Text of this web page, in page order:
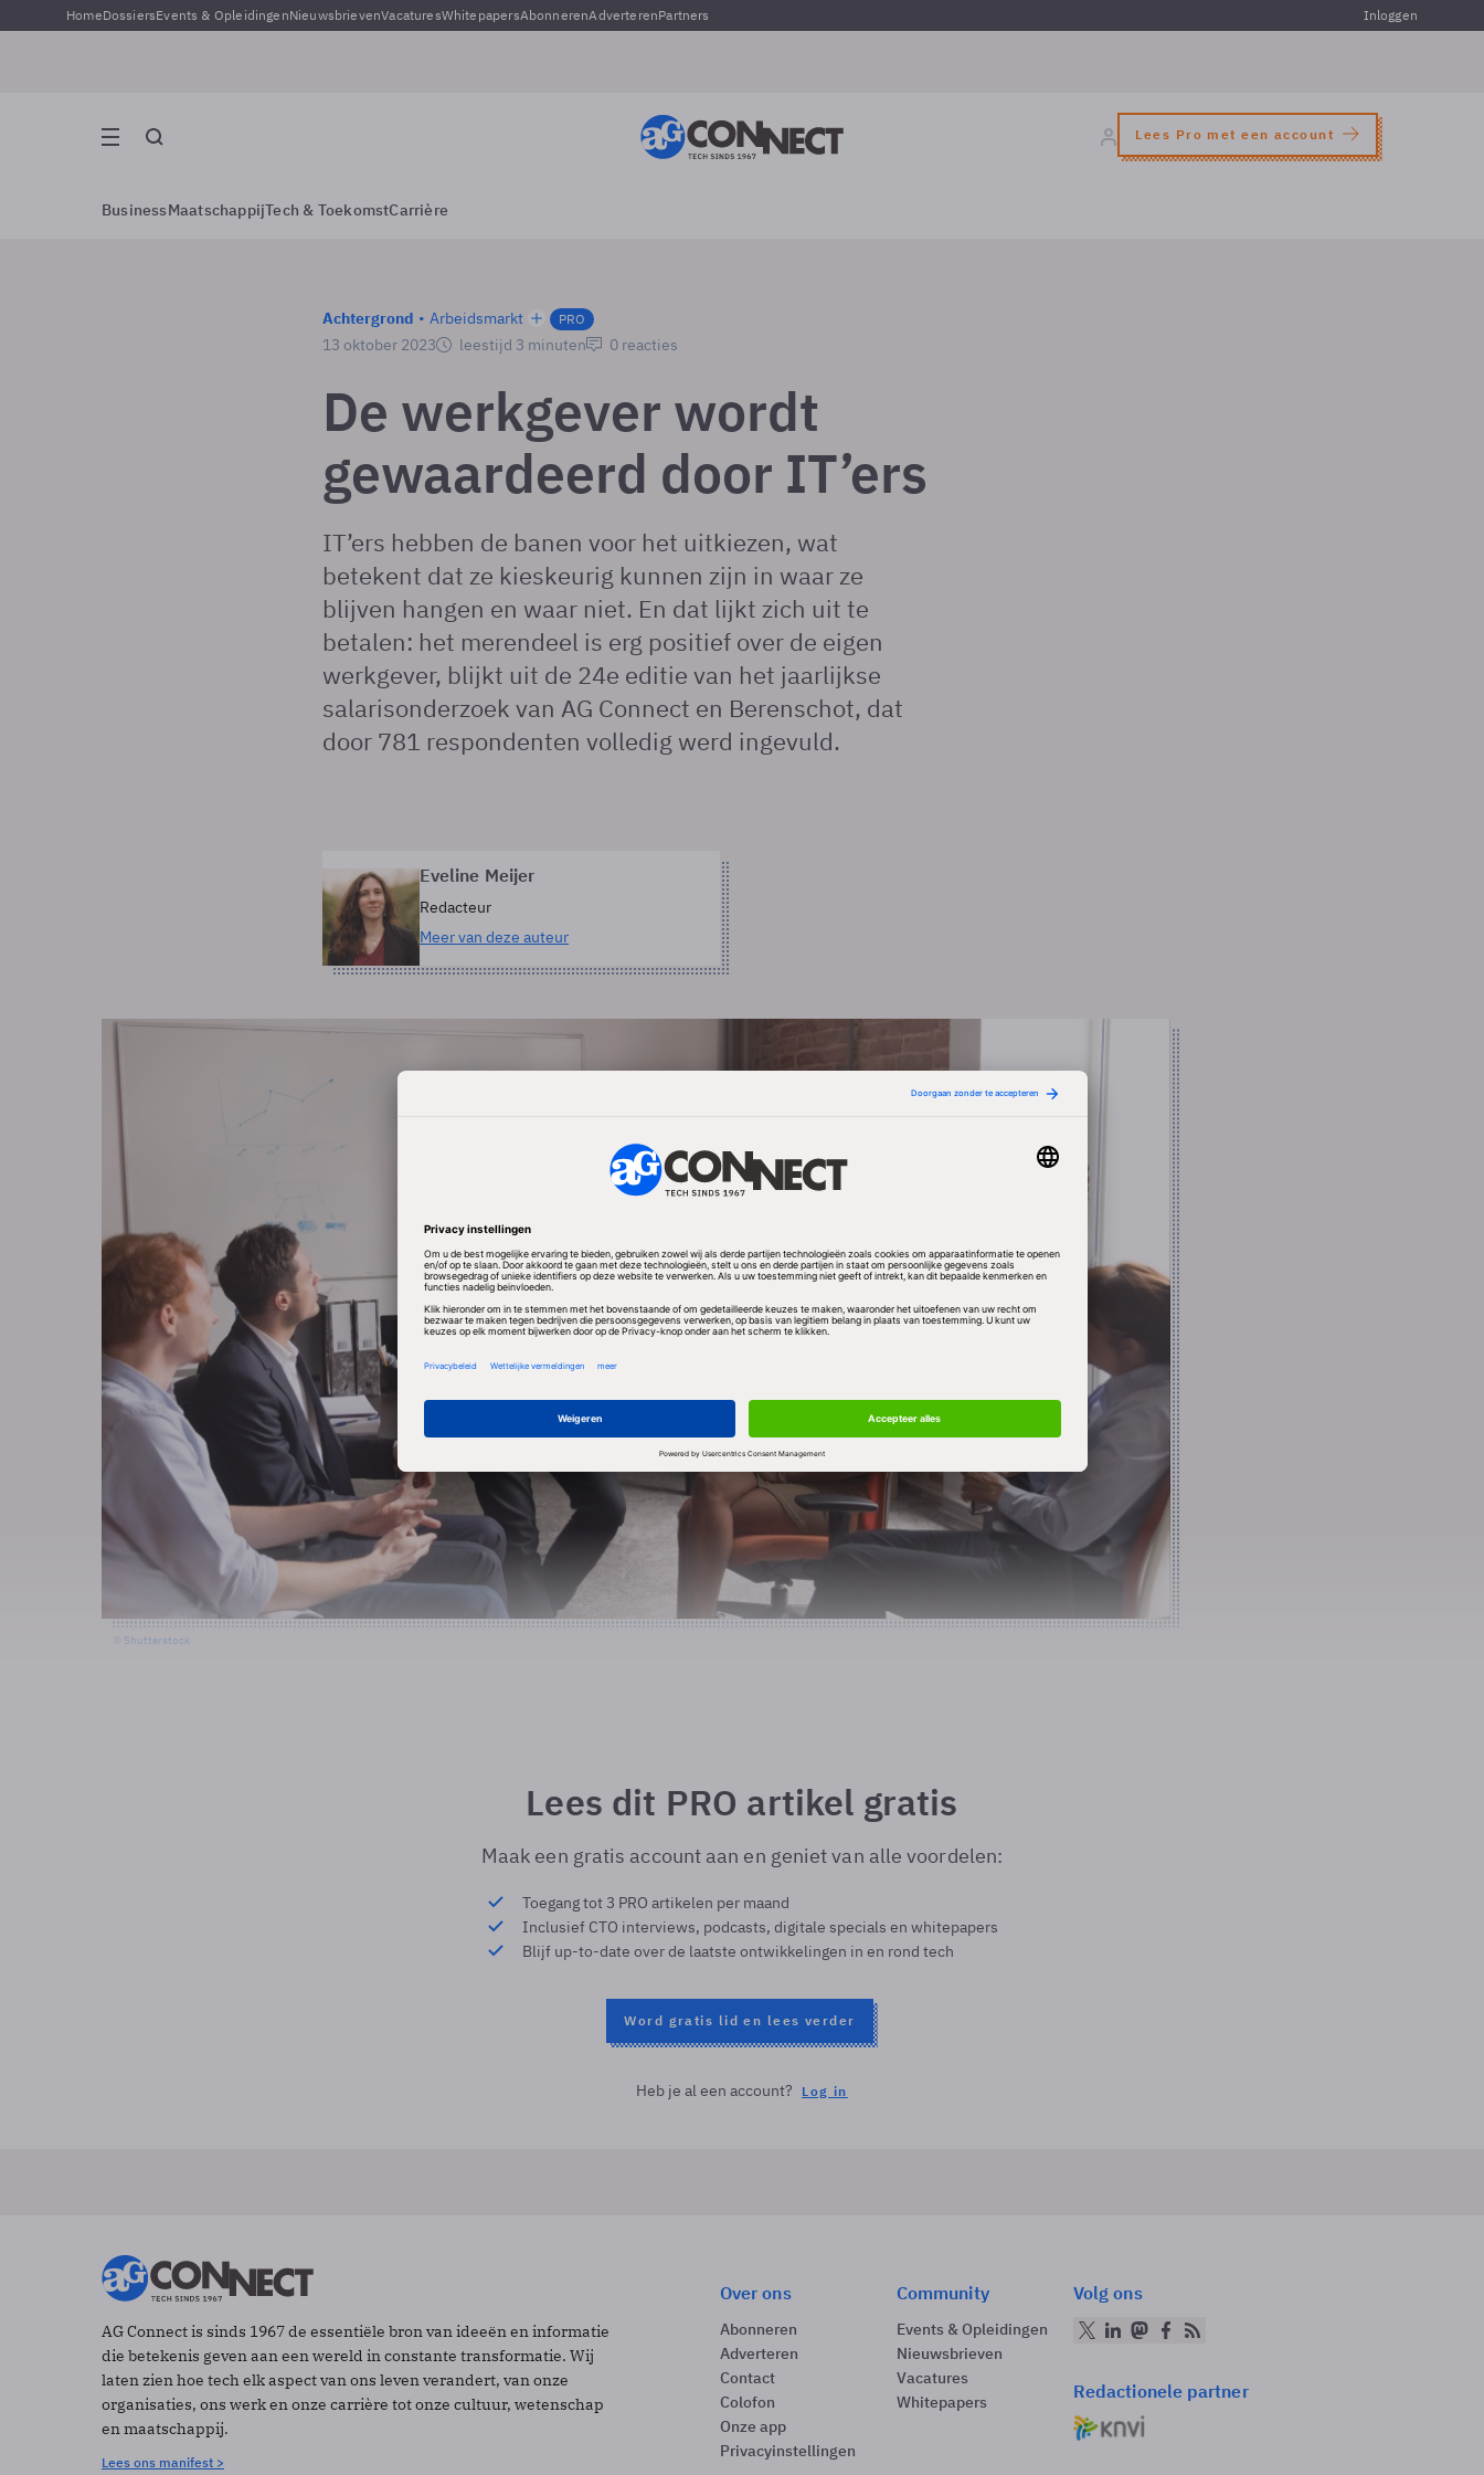
HomeDossiersEvents & OpleidingenNieuwsbrievenVacaturesWhitepapersAbonnerenAdverterenPartners Inloggen
Lees Pro met een account
BusinessMaatschappijTech & ToekomstCarrière
Achtergrond Arbeidsmarkt PRO
13 oktober 2023 leestijd 3 minuten 0 reacties
De werkgever wordt
gewaardeerd door IT’ers
IT’ers hebben de banen voor het uitkiezen, wat
betekent dat ze kieskeurig kunnen zijn in waar ze
blijven hangen en waar niet. En dat lijkt zich uit te
betalen: het merendeel is erg positief over de eigen
werkgever, blijkt uit de 24e editie van het jaarlijkse
salarisonderzoek van AG Connect en Berenschot, dat
door 781 respondenten volledig werd ingevuld.
Eveline Meijer
Redacteur
Meer van deze auteur
Shutterstock
Lees dit PRO artikel gratis
Maak een gratis account aan en geniet van alle voordelen:
Toegang tot 3 PRO artikelen per maand
Inclusief CTO interviews, podcasts, digitale specials en whitepapers
Blijf up-to-date over de laatste ontwikkelingen in en rond tech
Word gratis lid en lees verder
Heb je al een account? Log in
AG Connect is sinds 1967 de essentiële bron van ideeën en informatie
die betekenis geven aan een wereld in constante transformatie. Wij
laten zien hoe tech elk aspect van ons leven verandert, van onze
organisaties, ons werk en onze carrière tot onze cultuur, wetenschap
en maatschappij.
Lees ons manifest >
Over ons
Abonneren
Adverteren
Contact
Colofon
Onze app
Privacyinstellingen
Community
Events & Opleidingen
Nieuwsbrieven
Vacatures
Whitepapers
Volg ons
Redactionele partner